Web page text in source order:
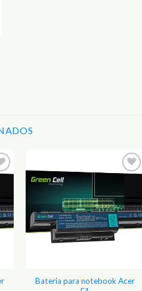
Favoritos
Bateria para notebook Acer